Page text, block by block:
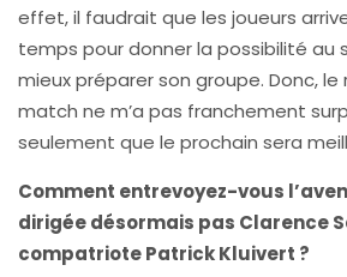
effet, il faudrait que les joueurs
temps pour donner la possibilité au
mieux préparer son groupe. Donc,
match ne m’a pas franchement
seulement que le prochain sera
Comment entrevoyez-vous
dirigée désormais pas Clarence
compatriote Patrick Kluivert ?